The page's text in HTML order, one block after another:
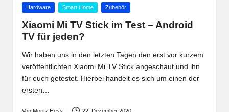
Posted
Hardware Smart Home Zubehör
Xiaomi Mi TV Stick im Test – Android
TV für jeden?
Wir haben uns in den letzten Tagen den erst vor kurzem
veröffentlichten Xiaomi Mi TV Stick angeschaut und ihn
für euch getestet. Hierbei handelt es sich um einen der
ersten…